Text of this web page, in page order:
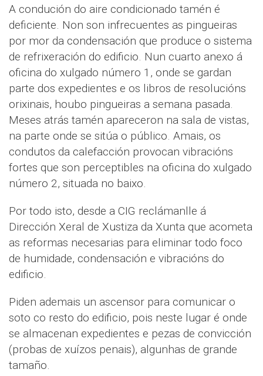
A condución do aire condicionado tamén é
deficiente. Non son infrecuentes as pingueiras
por mor da condensación que produce o sistema
de refrixeración do edificio. Nun cuarto anexo á
oficina do xulgado número 1, onde se gardan
parte dos expedientes e os libros de resolucións
orixinais, houbo pingueiras a semana pasada.
Meses atrás tamén apareceron na sala de vistas,
na parte onde se sitúa o público. Amais, os
condutos da calefacción provocan vibracións
fortes que son perceptibles na oficina do xulgado
número 2, situada no baixo.
Por todo isto, desde a CIG reclámanlle á
Dirección Xeral de Xustiza da Xunta que acometa
as reformas necesarias para eliminar todo foco
de humidade, condensación e vibracións do
edificio.
Piden ademais un ascensor para comunicar o
soto co resto do edificio, pois neste lugar é onde
se almacenan expedientes e pezas de convicción
(probas de xuízos penais), algunhas de grande
tamaño.